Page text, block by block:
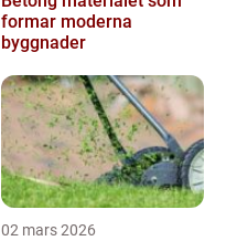
formar moderna
byggnader
02 mars 2026